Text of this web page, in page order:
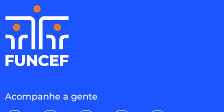
Acompanhe a gente